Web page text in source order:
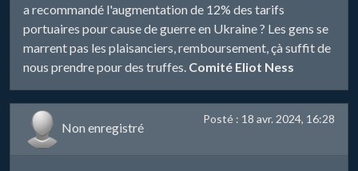
a recommandé l'augmentation de 12% des tarifs
portuaires pour cause de guerre en Ukraine ? Les gens se
marrent pas les plaisanciers, remboursement, çà suffit de
nous prendre pour des truffes. Comité Eliot Ness
Non enregistré
Posté : 18 avr. 2024, 16:28